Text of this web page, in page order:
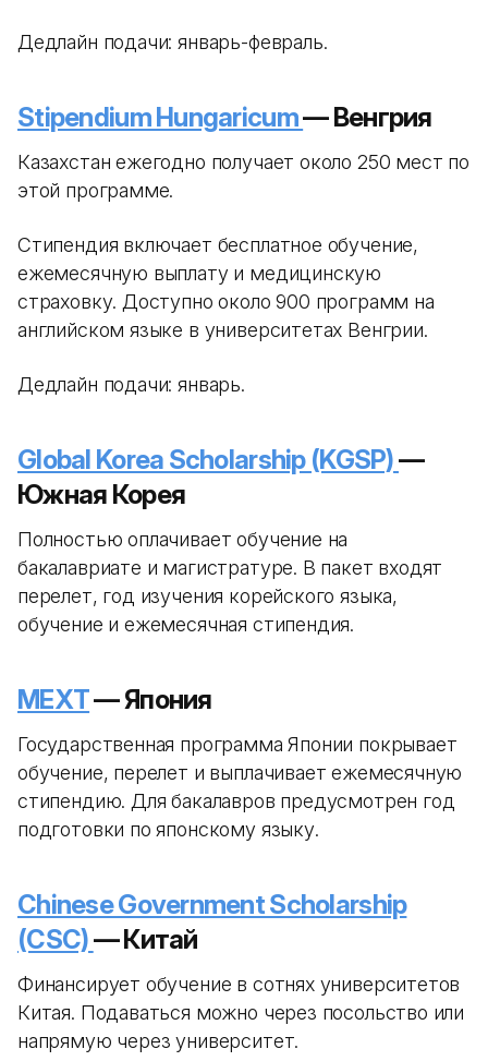
Дедлайн подачи: январь-февраль.
Stipendium Hungaricum— Венгрия
Казахстан ежегодно получает около 250 мест по
этой программе.
Стипендия включает бесплатное обучение,
ежемесячную выплату и медицинскую
страховку. Доступно около 900 программ на
английском языке в университетах Венгрии.
Дедлайн подачи: январь.
Global Korea Scholarship (KGSP)—
Южная Корея
Полностью оплачивает обучение на
бакалавриате и магистратуре. В пакет входят
перелет, год изучения корейского языка,
обучение и ежемесячная стипендия.
MEXT— Япония
Государственная программа Японии покрывает
обучение, перелет и выплачивает ежемесячную
стипендию. Для бакалавров предусмотрен год
подготовки по японскому языку.
Chinese Government Scholarship
(CSC)— Китай
Финансирует обучение в сотнях университетов
Китая. Подаваться можно через посольство или
напрямую через университет.